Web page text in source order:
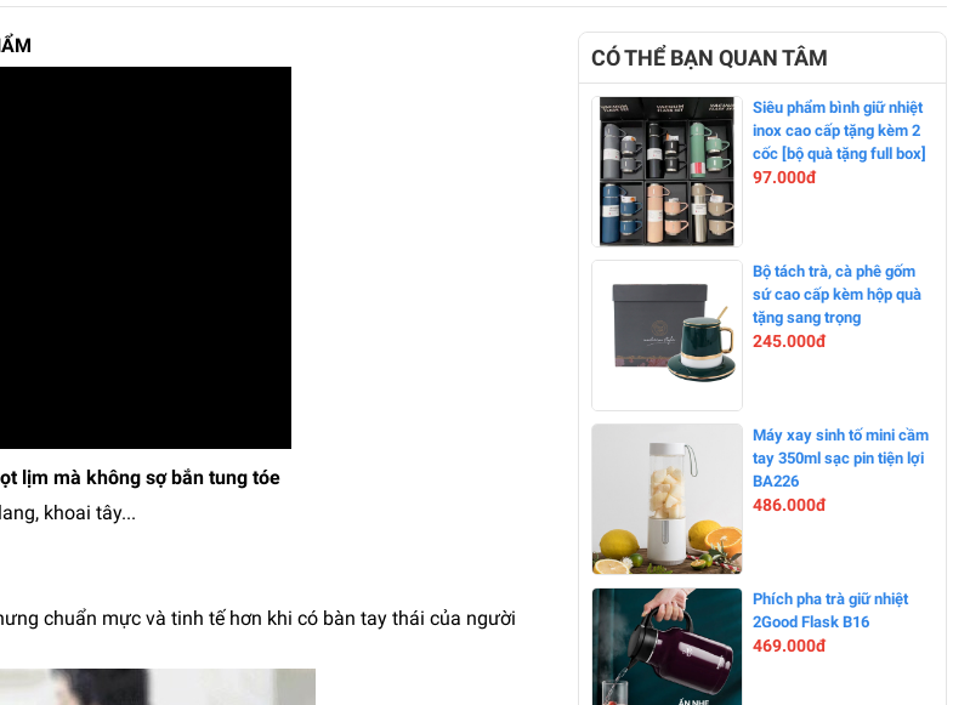
lịm mà không sợ bắn tung tóe
khoai tây...
chuẩn mực và tinh tế hơn khi có bàn tay thái của người
CÓ THỂ BẠN QUAN TÂM
-0%
Siêu phẩm bình giữ nhiệt
inox cao cấp tặng kèm 2
cốc [bộ quà tặng full box]
97.000đ
-0%
Bộ tách trà, cà phê gốm
sứ cao cấp kèm hộp quà
tặng sang trọng
245.000đ
-0%
Máy xay sinh tố mini cầm
tay 350ml sạc pin tiện lợi
BA226
486.000đ
Phích pha trà giữ nhiệt
2Good Flask B16
469.000đ